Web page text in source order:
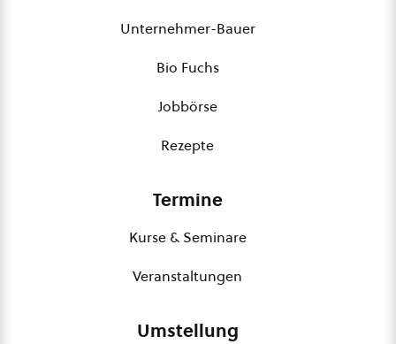
Unternehmer-Bauer
Bio Fuchs
Jobbörse
Rezepte
Termine
Kurse & Seminare
Veranstaltungen
Umstellung